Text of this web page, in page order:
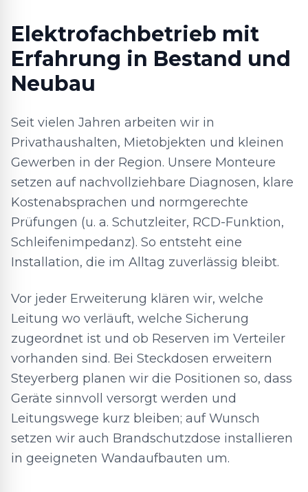
Elektrofachbetrieb mit
Erfahrung in Bestand und
Neubau
Seit vielen Jahren arbeiten wir in
Privathaushalten, Mietobjekten und kleinen
Gewerben in der Region. Unsere Monteure
setzen auf nachvollziehbare Diagnosen, klare
Kostenabsprachen und normgerechte
Prüfungen (u. a. Schutzleiter, RCD-Funktion,
Schleifenimpedanz). So entsteht eine
Installation, die im Alltag zuverlässig bleibt.
Vor jeder Erweiterung klären wir, welche
Leitung wo verläuft, welche Sicherung
zugeordnet ist und ob Reserven im Verteiler
vorhanden sind. Bei Steckdosen erweitern
Steyerberg planen wir die Positionen so, dass
Geräte sinnvoll versorgt werden und
Leitungswege kurz bleiben; auf Wunsch
setzen wir auch Brandschutzdose installieren
in geeigneten Wandaufbauten um.